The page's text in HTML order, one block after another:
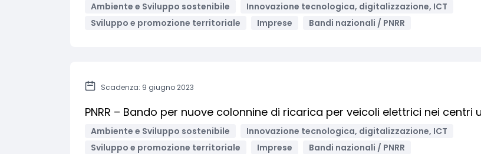
Ambiente e Sviluppo sostenibile
Innovazione tecnologica, digitalizzazione, ICT
Sviluppo e promozione territoriale
Imprese Bandi nazionali / PNRR
Scadenza: 9 giugno 2023
PNRR – Bando per nuove colonnine di ricarica per veicoli elettrici nei centri
Ambiente e Sviluppo sostenibile
Innovazione tecnologica, digitalizzazione, ICT
Sviluppo e promozione territoriale
Imprese Bandi nazionali / PNRR